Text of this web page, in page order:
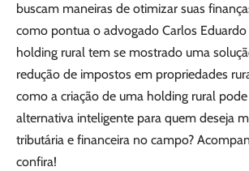
buscam maneiras de otimizar suas
como pontua o advogado Carlos Eduardo
holding rural tem se mostrado uma
redução de impostos em propriedades
como a criação de uma holding rural
alternativa inteligente para quem deseja
tributária e financeira no campo?
confira!